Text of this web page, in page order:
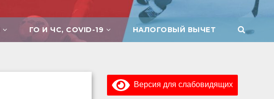
ГО И ЧС, COVID-19 НАЛОГОВЫЙ ВЫЧЕТ
Версия для слабовидящих